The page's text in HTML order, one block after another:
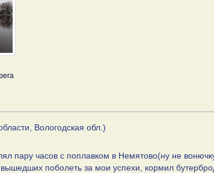
Вологодская обл.)
пару часов с поплавком в Немятово(ну не
поболеть за мои успехи, кормил